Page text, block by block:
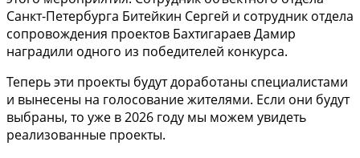
Санкт-Петербурга Битейкин Сергей и сотрудник отдела
сопровождения проектов Бахтигараев Дамир
наградили одного из победителей конкурса.
Теперь эти проекты будут доработаны специалистами
и вынесены на голосование жителями. Если они будут
выбраны, то уже в 2026 году мы можем увидеть
реализованные проекты.